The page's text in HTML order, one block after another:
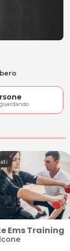
Ems Training